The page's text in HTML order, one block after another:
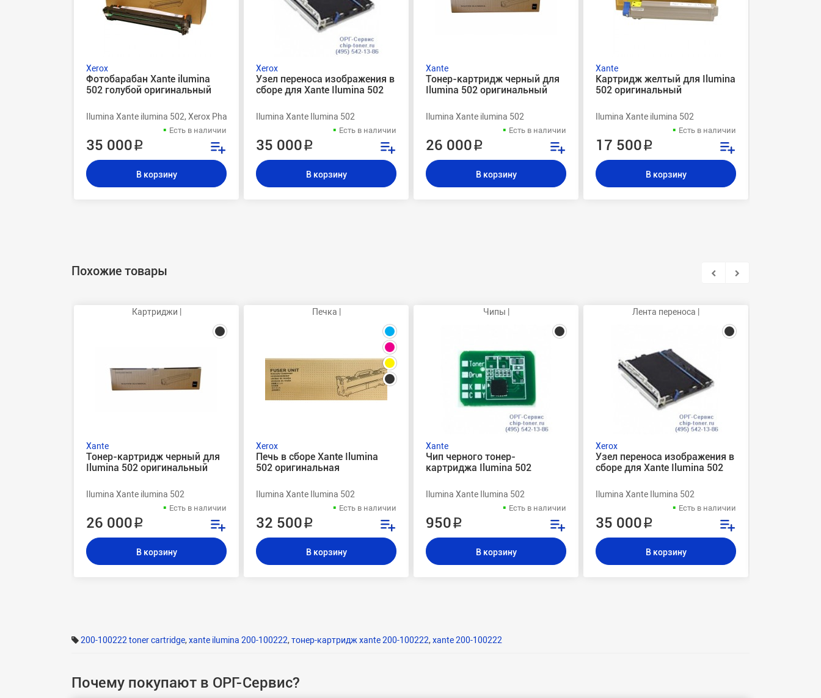
Xerox
Фотобарабан Xante ilumina
502 голубой оригинальный
Ilumina Xante ilumina 502, Xerox Phaser 7400
Есть в наличии
35 000 ₽
В корзину
Xerox
Узел переноса изображения в
сборе для Xante Ilumina 502
Ilumina Xante Ilumina 502
Есть в наличии
35 000 ₽
В корзину
Xante
Тонер-картридж черный для
Ilumina 502 оригинальный
Ilumina Xante ilumina 502
Есть в наличии
26 000 ₽
В корзину
Xante
Картридж желтый для Ilumina
502 оригинальный
Ilumina Xante ilumina 502
Есть в наличии
17 500 ₽
В корзину
Похожие товары
Картриджи |
Xante
Тонер-картридж черный для
Ilumina 502 оригинальный
Ilumina Xante ilumina 502
Есть в наличии
26 000 ₽
В корзину
Печка |
Xerox
Печь в сборе Xante Ilumina
502 оригинальная
Ilumina Xante Ilumina 502
Есть в наличии
32 500 ₽
В корзину
Чипы |
Xante
Чип черного тонер-
картриджа Ilumina 502
Ilumina Xante Ilumina 502
Есть в наличии
950 ₽
В корзину
Лента переноса |
Xerox
Узел переноса изображения в
сборе для Xante Ilumina 502
Ilumina Xante Ilumina 502
Есть в наличии
35 000 ₽
В корзину
200-100222 toner cartridge, xante ilumina 200-100222, тонер-картридж xante 200-100222, xante 200-100222
Почему покупают в ОРГ-Сервис?